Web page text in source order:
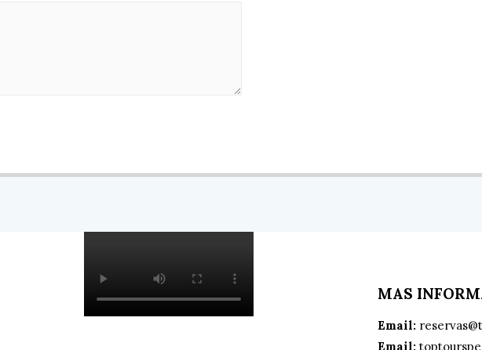
MAS
Email:
Email: